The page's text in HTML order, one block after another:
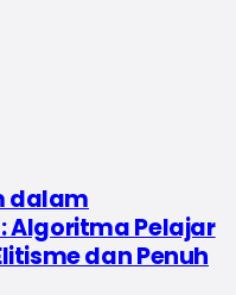
dalam
Algoritma Pelajar
dan Penuh